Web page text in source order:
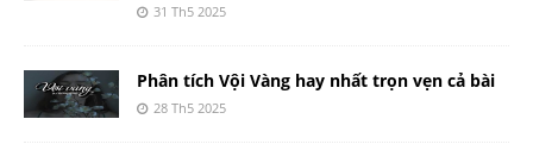
31 Th5 2025
Phân tích Vội Vàng hay nhất trọn vẹn cả bài
28 Th5 2025